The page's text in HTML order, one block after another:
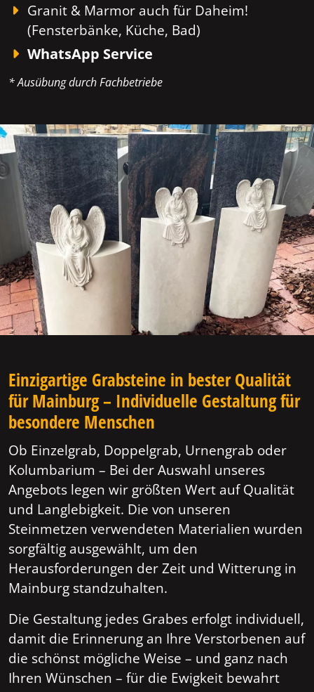
Granit & Marmor auch für Daheim!
(Fensterbänke, Küche, Bad)
WhatsApp Service
* Ausübung durch Fachbetriebe
Einzigartige Grabsteine in bester Qualität
für Mainburg – Individuelle Gestaltung für
besondere Menschen
Ob Einzelgrab, Doppelgrab, Urnengrab oder
Kolumbarium – Bei der Auswahl unseres
Angebots legen wir größten Wert auf Qualität
und Langlebigkeit. Die von unseren
Steinmetzen verwendeten Materialien wurden
sorgfältig ausgewählt, um den
Herausforderungen der Zeit und Witterung in
Mainburg standzuhalten.
Die Gestaltung jedes Grabes erfolgt individuell,
damit die Erinnerung an Ihre Verstorbenen auf
die schönst mögliche Weise – und ganz nach
Ihren Wünschen – für die Ewigkeit bewahrt